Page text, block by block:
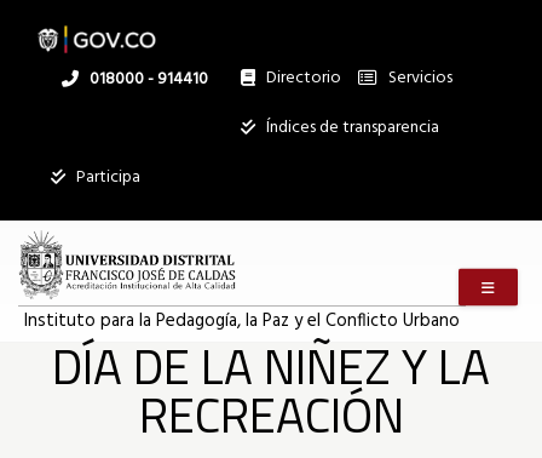
contenido
Linea
018000 - 914410 Directorio
Institucional
Servicios
Índices de transparencia
Participa
Instituto para la Pedagogía, la Paz y el Conflicto Urbano
DÍA DE LA NIÑEZ Y LA
RECREACIÓN
registros
Buscar:
Servicios
Ningún dato
disponible en